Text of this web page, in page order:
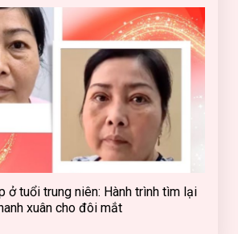
ở tuổi trung niên: Hành trình tìm lại
xuân cho đôi mắt